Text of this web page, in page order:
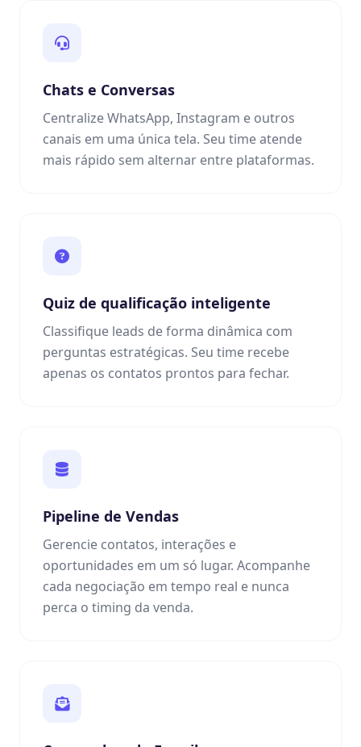
Chats e Conversas
Centralize WhatsApp, Instagram e outros
canais em uma única tela. Seu time atende
mais rápido sem alternar entre plataformas.
Quiz de qualificação inteligente
Classifique leads de forma dinâmica com
perguntas estratégicas. Seu time recebe
apenas os contatos prontos para fechar.
Pipeline de Vendas
Gerencie contatos, interações e
oportunidades em um só lugar. Acompanhe
cada negociação em tempo real e nunca
perca o timing da venda.